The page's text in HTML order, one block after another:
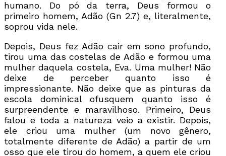
humano. Do pó da terra, Deus formou o
primeiro homem, Adão (Gn 2.7) e, literalmente,
soprou vida nele.
Depois, Deus fez Adão cair em sono profundo,
tirou uma das costelas de Adão e formou uma
mulher daquela costela, Eva. Uma mulher! Não
deixe de perceber quanto isso é
impressionante. Não deixe que as pinturas da
escola dominical ofusquem quanto isso é
surpreendente e maravilhoso. Primeiro, Deus
falou e toda a natureza veio a existir. Depois,
ele criou uma mulher (um novo gênero,
totalmente diferente de Adão) a partir de um
osso que ele tirou do homem, a quem ele criou